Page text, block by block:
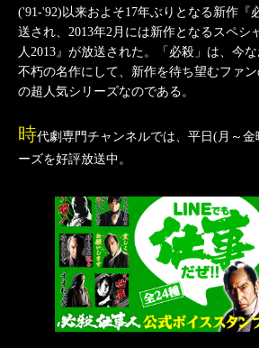
('91-'92)以来およそ17年ぶりとなる新作『
送され、2013年2月には新作となるスペシ
人2013』が放送された。「必殺」は、今
不朽の名作にして、新作を待ち望むファ
の超人気シリーズなのである。
時代劇専門チャンネルでは、平日(月～金
ーズを好評放送中。